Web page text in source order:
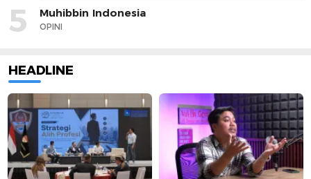
5 Muhibbin Indonesia
OPINI
HEADLINE